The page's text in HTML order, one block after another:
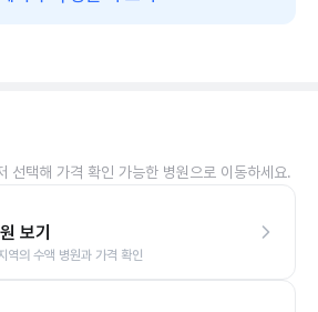
선택해 가격 확인 가능한 병원으로 이동하세요.
보기
역의 수액 병원과 가격 확인